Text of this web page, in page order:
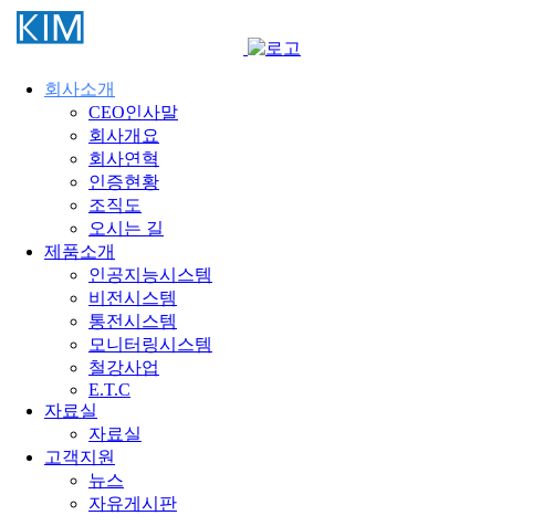
회사소개
CEO인사말
회사개요
회사연혁
인증현황
조직도
오시는 길
제품소개
인공지능시스템
비전시스템
통전시스템
모니터링시스템
철강사업
E.T.C
자료실
자료실
고객지원
뉴스
자유게시판